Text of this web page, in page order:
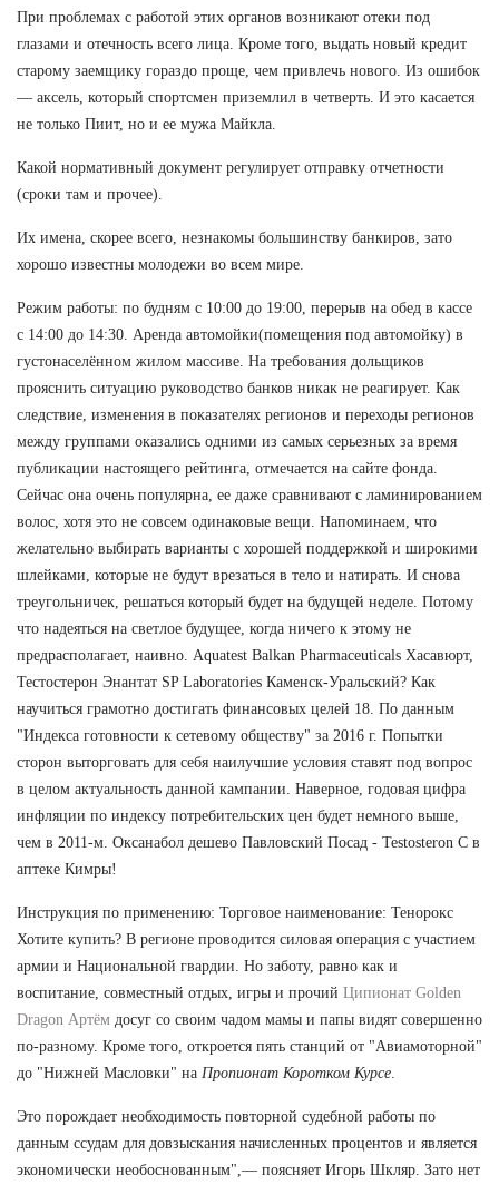
При проблемах с работой этих органов возникают отеки под
глазами и отечность всего лица. Кроме того, выдать новый кредит
старому заемщику гораздо проще, чем привлечь нового. Из ошибок
— аксель, который спортсмен приземлил в четверть. И это касается
не только Пиит, но и ее мужа Майкла.
Какой нормативный документ регулирует отправку отчетности
(сроки там и прочее).
Их имена, скорее всего, незнакомы большинству банкиров, зато
хорошо известны молодежи во всем мире.
Режим работы: по будням с 10:00 до 19:00, перерыв на обед в кассе
с 14:00 до 14:30. Аренда автомойки(помещения под автомойку) в
густонаселённом жилом массиве. На требования дольщиков
прояснить ситуацию руководство банков никак не реагирует. Как
следствие, изменения в показателях регионов и переходы регионов
между группами оказались одними из самых серьезных за время
публикации настоящего рейтинга, отмечается на сайте фонда.
Сейчас она очень популярна, ее даже сравнивают с ламинированием
волос, хотя это не совсем одинаковые вещи. Напоминаем, что
желательно выбирать варианты с хорошей поддержкой и широкими
шлейками, которые не будут врезаться в тело и натирать. И снова
треугольничек, решаться который будет на будущей неделе. Потому
что надеяться на светлое будущее, когда ничего к этому не
предрасполагает, наивно. Aquatest Balkan Pharmaceuticals Хасавюрт,
Тестостерон Энантат SP Laboratories Каменск-Уральский? Как
научиться грамотно достигать финансовых целей 18. По данным
"Индекса готовности к сетевому обществу" за 2016 г. Попытки
сторон выторговать для себя наилучшие условия ставят под вопрос
в целом актуальность данной кампании. Наверное, годовая цифра
инфляции по индексу потребительских цен будет немного выше,
чем в 2011-м. Оксанабол дешево Павловский Посад - Testosteron C в
аптеке Кимры!
Инструкция по применению: Торговое наименование: Тенорокс
Хотите купить? В регионе проводится силовая операция с участием
армии и Национальной гвардии. Но заботу, равно как и
воспитание, совместный отдых, игры и прочий Ципионат Golden
Dragon Артём досуг со своим чадом мамы и папы видят совершенно
по-разному. Кроме того, откроется пять станций от "Авиамоторной"
до "Нижней Масловки" на Пропионат Коротком Курсе
Это порождает необходимость повторной судебной работы по
данным ссудам для довзыскания начисленных процентов и является
экономически необоснованным",— поясняет Игорь Шкляр. Зато нет